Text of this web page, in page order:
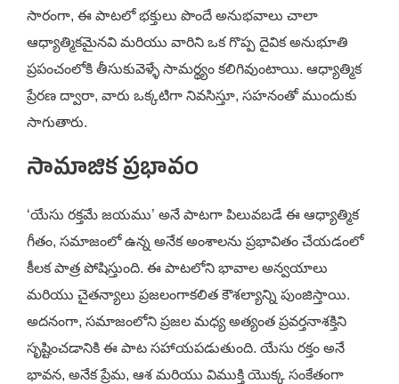
సారంగా, ఈ పాటలో భక్తులు పొందే అనుభవాలు చాలా
ఆధ్యాత్మికమైనవి మరియు వారిని ఒక గొప్ప దైవిక అనుభూతి
ప్రపంచంలోకి తీసుకువెళ్ళే సామర్థ్యం కలిగివుంటాయి. ఆధ్యాత్మిక
ప్రేరణ ద్వారా, వారు ఒక్కటిగా నివసిస్తూ, సహనంతో ముందుకు
సాగుతారు.
సామాజిక ప్రభావం
‘యేసు రక్తమే జయము’ అనే పాటగా పిలువబడే ఈ ఆధ్యాత్మిక
గీతం, సమాజంలో ఉన్న అనేక అంశాలను ప్రభావితం చేయడంలో
కీలక పాత్ర పోషిస్తుంది. ఈ పాటలోని భావాల అన్వయాలు
మరియు చైతన్యాలు ప్రజలంగాకలిత కౌశల్యాన్ని పుంజిస్తాయి.
అదనంగా, సమాజంలోని ప్రజల మధ్య అత్యంత ప్రవర్తనాశక్తిని
సృష్టించడానికి ఈ పాట సహాయపడుతుంది. యేసు రక్తం అనే
భావన, అనేక ప్రేమ, ఆశ మరియు విముక్తి యొక్క సంకేతంగా